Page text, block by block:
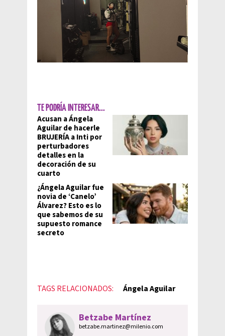
TE PODRÍA INTERESAR...
Acusan a Ángela
Aguilar de hacerle
BRUJERÍA a Inti por
perturbadores
detalles en la
decoración de su
cuarto
¿Ángela Aguilar fue
novia de ‘Canelo’
Álvarez? Esto es lo
que sabemos de su
supuesto romance
secreto
TAGS RELACIONADOS: Ángela Aguilar
Betzabe Martínez
betzabe.martinez@milenio.com